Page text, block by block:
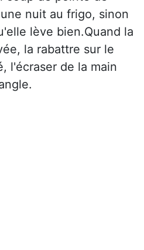
nuit au frigo, sinon
lève bien.Quand la
la rabattre sur le
l'écraser de la main